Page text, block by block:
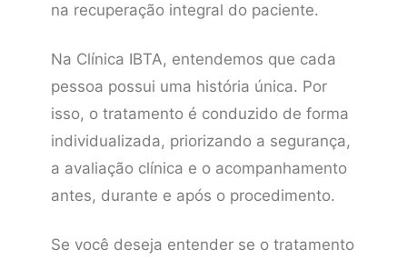
na recuperação integral do paciente.
Na Clínica IBTA, entendemos que cada
pessoa possui uma história única. Por
isso, o tratamento é conduzido de forma
individualizada, priorizando a segurança,
a avaliação clínica e o acompanhamento
antes, durante e após o procedimento.
Se você deseja entender se o tratamento